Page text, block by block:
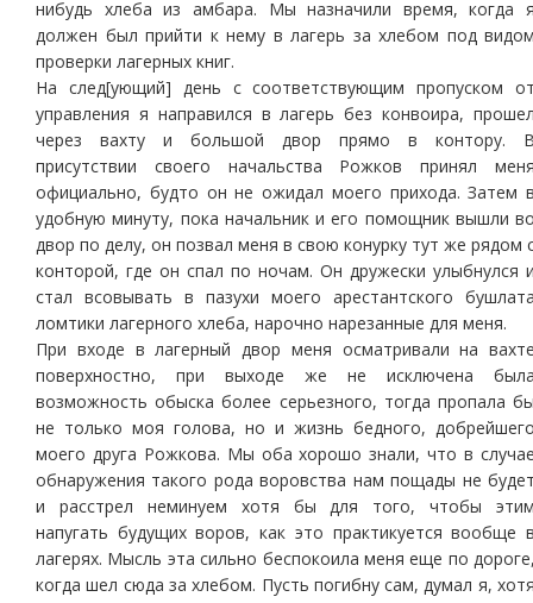
нибудь хлеба из амбара. Мы назначили время, когда
должен был прийти к нему в лагерь за хлебом под
проверки лагерных книг.
На след[ующий] день с соответствующим пропуском
управления я направился в лагерь без конвоира,
через вахту и большой двор прямо в контору.
присутствии своего начальства Рожков принял
официально, будто он не ожидал моего прихода. Затем
удобную минуту, пока начальник и его помощник вышли
двор по делу, он позвал меня в свою конурку тут же рядом
конторой, где он спал по ночам. Он дружески улыбнулся
стал всовывать в пазухи моего арестантского
ломтики лагерного хлеба, нарочно нарезанные для меня.
При входе в лагерный двор меня осматривали на
поверхностно, при выходе же не исключена
возможность обыска более серьезного, тогда пропала
не только моя голова, но и жизнь бедного,
моего друга Рожкова. Мы оба хорошо знали, что в
обнаружения такого рода воровства нам пощады не
и расстрел неминуем хотя бы для того, чтобы
напугать будущих воров, как это практикуется вообще
лагерях. Мысль эта сильно беспокоила меня еще по
когда шел сюда за хлебом. Пусть погибну сам, думал я,